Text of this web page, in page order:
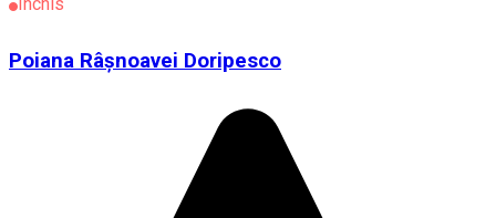
Închis
Poiana Râşnoavei Doripesco